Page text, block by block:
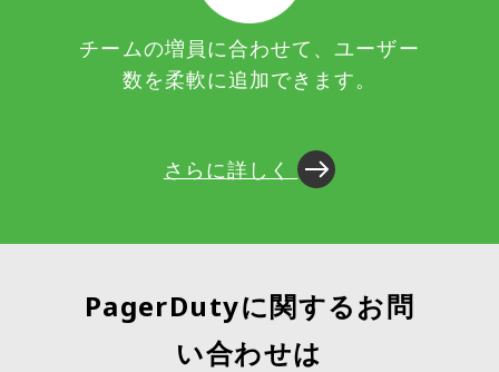
チームの増員に合わせて、ユーザー
数を柔軟に追加できます。
さらに詳しく ​
PagerDutyに関するお問
い合わせは